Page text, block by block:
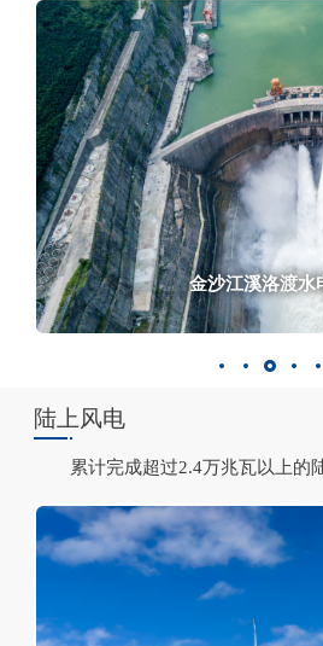
金沙江向家坝水电站
金沙江溪洛渡水电站
金沙江乌东德水
陆上风电
累计完成超过2.4万兆瓦以上的